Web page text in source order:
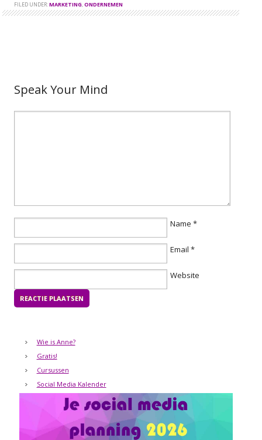
FILED UNDER:MARKETING,ONDERNEMEN
Speak Your Mind
Name *
Email *
Website
Wie is Anne?
Gratis!
Cursussen
Social Media Kalender